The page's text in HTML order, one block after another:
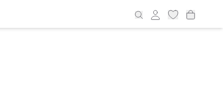
alates 39€ üle Eesti ja 69€ Läti, 69€ Leedu, 100€ Soome